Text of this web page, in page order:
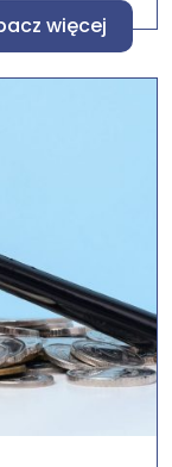
więcej